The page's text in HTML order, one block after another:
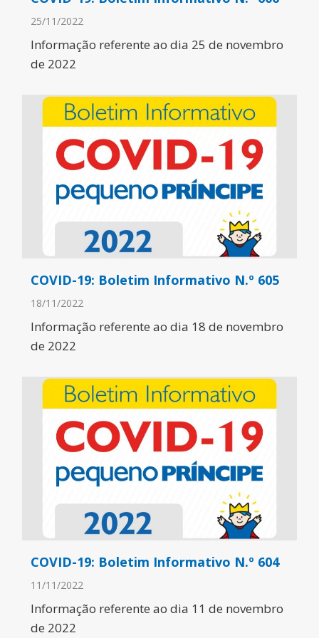
25/11/2022
Informação referente ao dia 25 de novembro
de 2022
COVID-19: Boletim Informativo N.º 605
18/11/2022
Informação referente ao dia 18 de novembro
de 2022
COVID-19: Boletim Informativo N.º 604
11/11/2022
Informação referente ao dia 11 de novembro
de 2022